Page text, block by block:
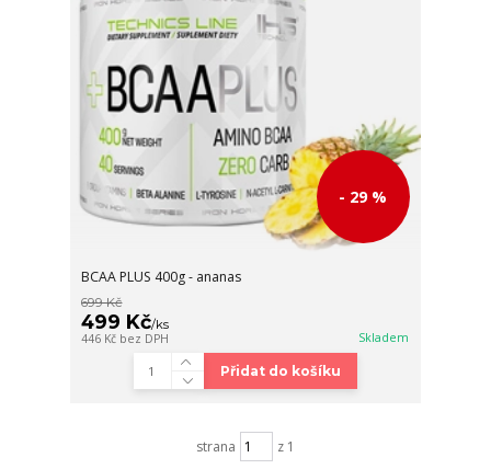
- 29 %
BCAA PLUS 400g - ananas
699 Kč
499 Kč/ks
446 Kč bez DPH Skladem
Přidat do košíku
strana z 1